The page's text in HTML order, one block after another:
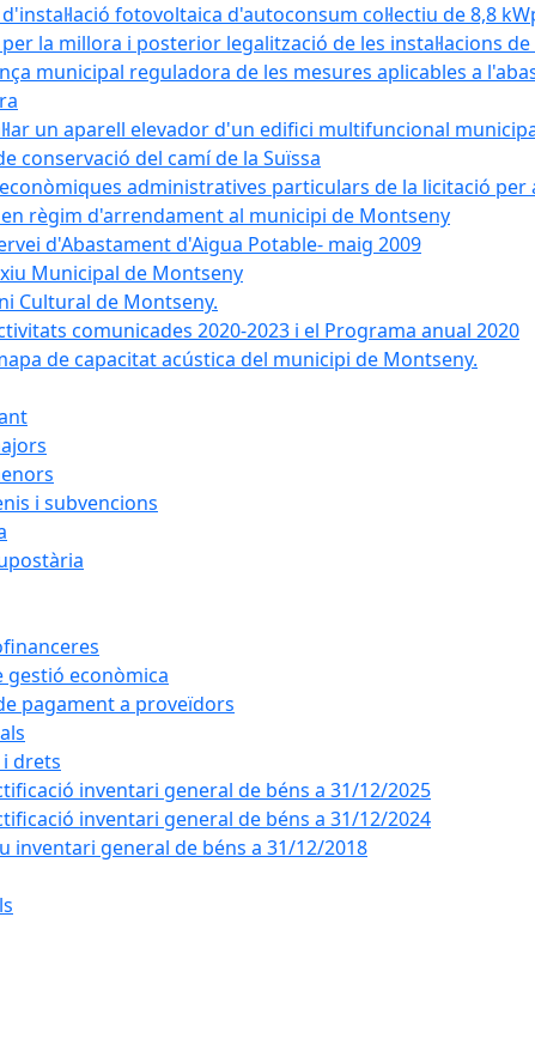
fotovoltaica d'autoconsum col·lectiu de 8,8
la millora i posterior legalització de les instal·lacions
municipal reguladora de les mesures aplicables a
un aparell elevador d'un edifici multifuncional
conservació del camí de la Suïssa
administratives particulars de la licitació
règim d'arrendament al municipi de Montseny
d'Abastament d'Aigua Potable- maig 2009
Municipal de Montseny
Cultural de Montseny.
comunicades 2020-2023 i el Programa anual 2020
de capacitat acústica del municipi de Montseny.
i subvencions
gestió econòmica
pagament a proveïdors
drets
inventari general de béns a 31/12/2025
inventari general de béns a 31/12/2024
inventari general de béns a 31/12/2018